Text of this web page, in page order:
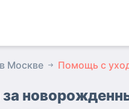
Москве Помощь с